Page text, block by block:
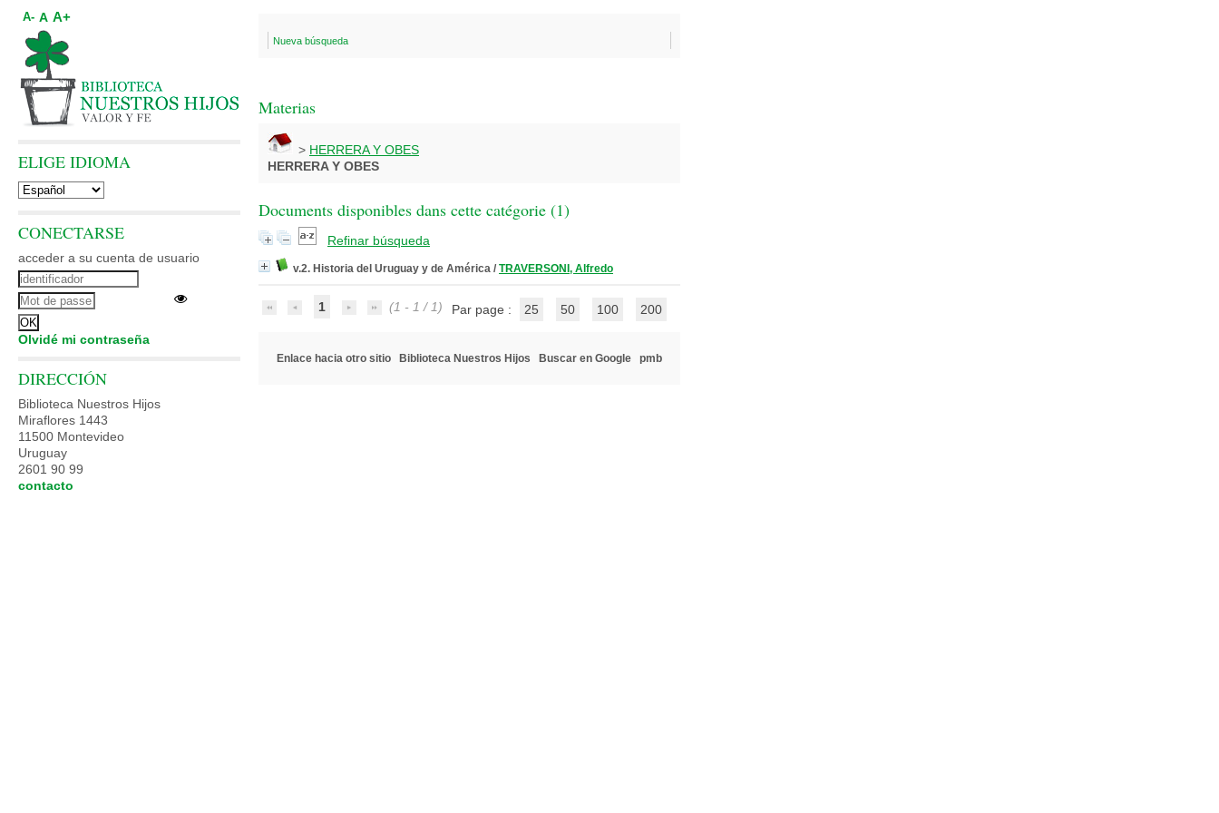
Nueva búsqueda
Materias
> HERRERA Y OBES
HERRERA Y OBES
Documents disponibles dans cette catégorie (1)
Refinar búsqueda
v.2. Historia del Uruguay y de América / TRAVERSONI, Alfredo
1 (1 - 1 / 1) Par page : 25 50 100 200
Enlace hacia otro sitio Biblioteca Nuestros Hijos Buscar en Google pmb
A- A A+
ELIGE IDIOMA
CONECTARSE
acceder a su cuenta de usuario
Olvidé mi contraseña
DIRECCIÓN
Biblioteca Nuestros Hijos
Miraflores 1443
11500 Montevideo
Uruguay
2601 90 99
contacto